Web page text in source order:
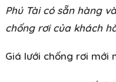
Phú Tài có sẵn hàng
chống rơi của khách
Giá lưới chống rơi mới